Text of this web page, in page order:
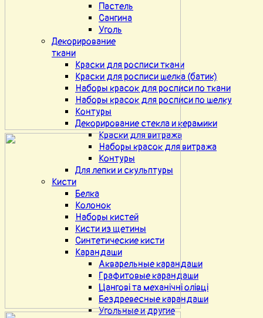
Пастель
Сангина
Уголь
Декорирование
ткани
Краски для росписи ткани
Краски для росписи шелка (батик)
Наборы красок для росписи по ткани
Наборы красок для росписи по шелку
Контуры
Декорирование стекла и керамики
Краски для витража
Наборы красок для витража
Контуры
Для лепки и скульптуры
Кисти
Белка
Колонок
Наборы кистей
Кисти из щетины
Синтетические кисти
Карандаши
Акварельные карандаши
Графитовые карандаши
Цангові та механічні олівці
Бездревесные карандаши
Угольные и другие